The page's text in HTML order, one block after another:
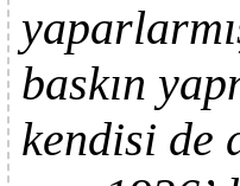
baskın
kendisi